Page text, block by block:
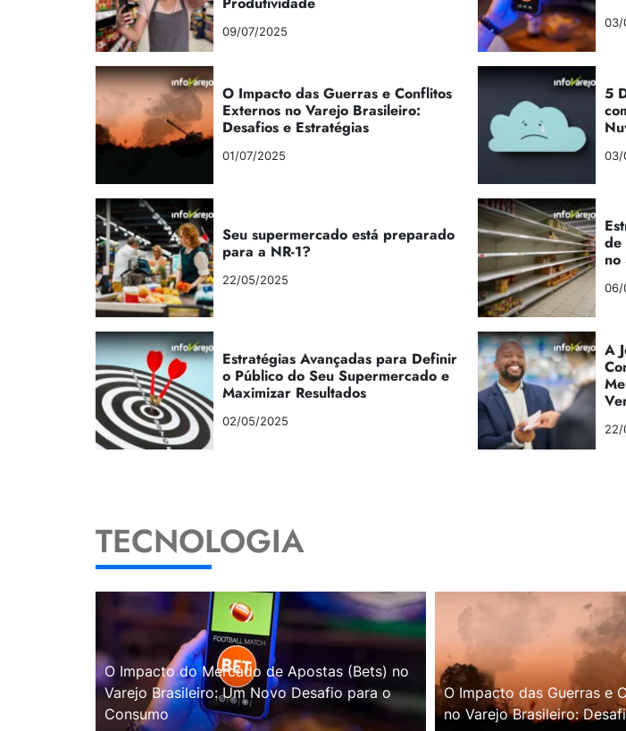
09/07/2025
03/
O Impacto das Guerras e Conflitos
Externos no Varejo Brasileiro:
Desafios e Estratégias
01/07/2025
5
03/
Seu supermercado está preparado
para a NR-1?
22/05/2025
de
no
06/
Estratégias Avançadas para Definir
o Público do Seu Supermercado e
Maximizar Resultados
02/05/2025
A
22/
TECNOLOGIA
O Impacto do Mercado de Apostas (Bets) no
Varejo Brasileiro: Um Novo Desafio para o
Consumo
O Impacto das Guerras e
no Varejo Brasileiro: